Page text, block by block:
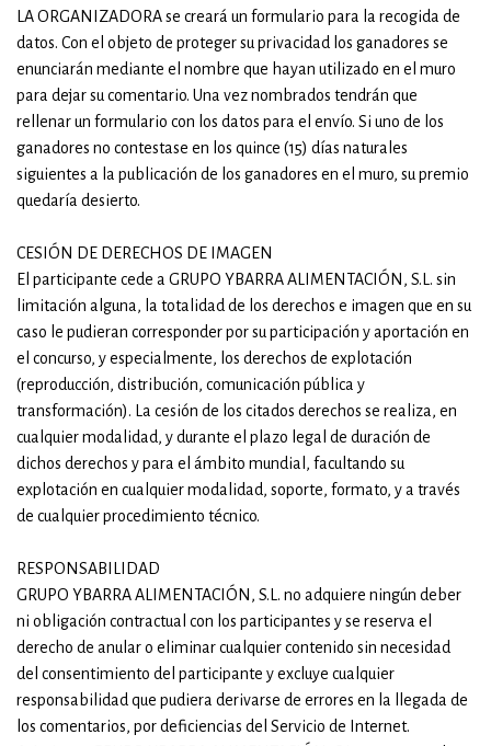
LA ORGANIZADORA se creará un formulario para la recogida de
datos. Con el objeto de proteger su privacidad los ganadores se
enunciarán mediante el nombre que hayan utilizado en el muro
para dejar su comentario. Una vez nombrados tendrán que
rellenar un formulario con los datos para el envío. Si uno de los
ganadores no contestase en los quince (15) días naturales
siguientes a la publicación de los ganadores en el muro, su premio
quedaría desierto.
CESIÓN DE DERECHOS DE IMAGEN
El participante cede a GRUPO YBARRA ALIMENTACIÓN, S.L. sin
limitación alguna, la totalidad de los derechos e imagen que en su
caso le pudieran corresponder por su participación y aportación en
el concurso, y especialmente, los derechos de explotación
(reproducción, distribución, comunicación pública y
transformación). La cesión de los citados derechos se realiza, en
cualquier modalidad, y durante el plazo legal de duración de
dichos derechos y para el ámbito mundial, facultando su
explotación en cualquier modalidad, soporte, formato, y a través
de cualquier procedimiento técnico.
RESPONSABILIDAD
GRUPO YBARRA ALIMENTACIÓN, S.L. no adquiere ningún deber
ni obligación contractual con los participantes y se reserva el
derecho de anular o eliminar cualquier contenido sin necesidad
del consentimiento del participante y excluye cualquier
responsabilidad que pudiera derivarse de errores en la llegada de
los comentarios, por deficiencias del Servicio de Internet.